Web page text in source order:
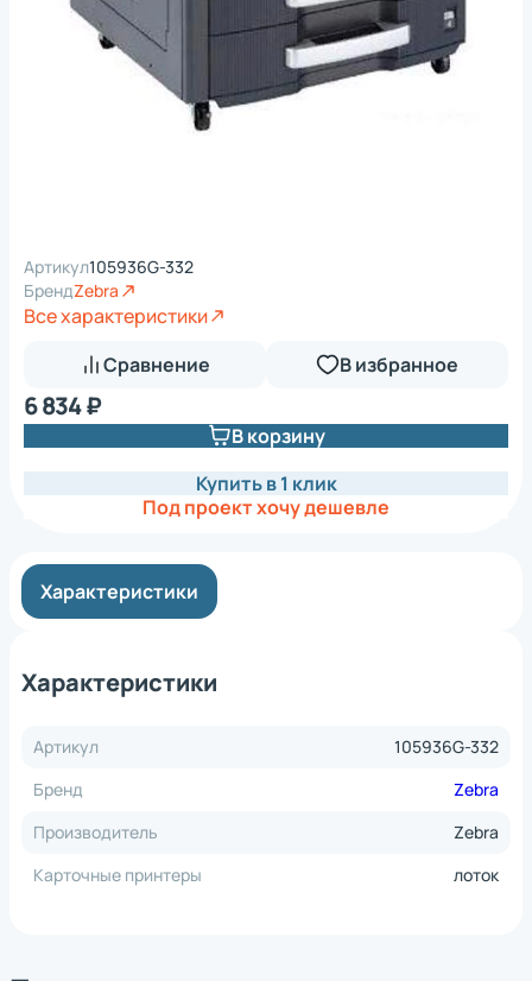
Артикул105936G-332
БрендZebra
Все характеристики
Сравнение
В избранное
6 834 ₽
В корзину
Купить в 1 клик
Под проект хочу дешевле
Характеристики
Характеристики
Артикул
105936G-332
Бренд
Zebra
Производитель
Zebra
Карточные принтеры
лоток